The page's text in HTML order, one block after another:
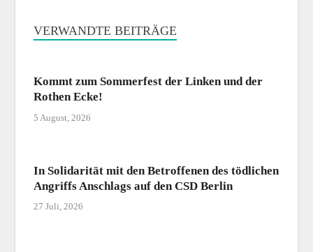
VERWANDTE BEITRÄGE
Kommt zum Sommerfest der Linken und der
Rothen Ecke!
5 August, 2026
In Solidarität mit den Betroffenen des tödlichen
Angriffs Anschlags auf den CSD Berlin
27 Juli, 2026